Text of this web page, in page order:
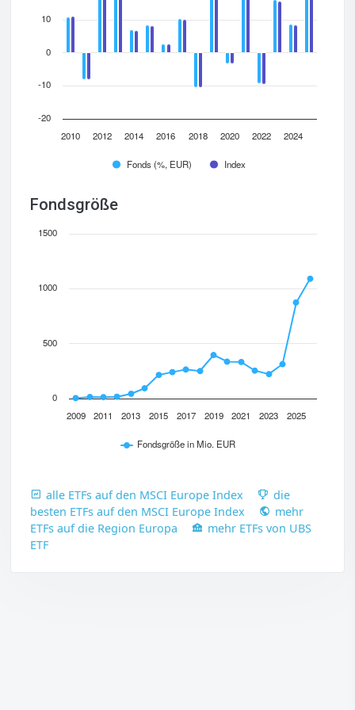
Fonds (%, EUR) Index
2010 2012 2014 2016 2018 2020 2022 2024
-20
-10
0
10
Fondsgröße
Fondsgröße in Mio. EUR
2009 2011 2013 2015 2017 2019 2021 2023 2025
0
500
1000
1500
alle ETFs auf den MSCI Europe Index
die
besten ETFs auf den MSCI Europe Index
mehr
ETFs auf die Region Europa
mehr ETFs von UBS
ETF